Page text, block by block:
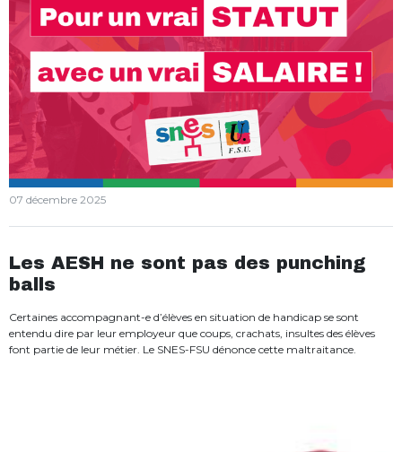
07 décembre 2025
Les AESH ne sont pas des punching
balls
Certaines accompagnant-e d’élèves en situation de handicap se sont
entendu dire par leur employeur que coups, crachats, insultes des élèves
font partie de leur métier. Le SNES-FSU dénonce cette maltraitance.